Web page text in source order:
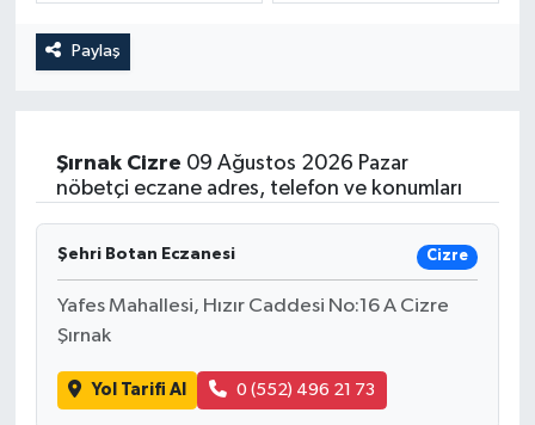
Paylaş
Şırnak Cizre 09 Ağustos 2026 Pazar
nöbetçi eczane adres, telefon ve konumları
Şehri Botan Eczanesi Cizre
Yafes Mahallesi, Hızır Caddesi No:16 A Cizre
Şırnak
Yol Tarifi Al 0 (552) 496 21 73